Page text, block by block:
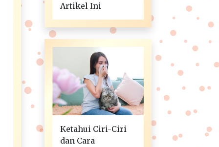
Artikel Ini
Ketahui Ciri-Ciri
dan Cara